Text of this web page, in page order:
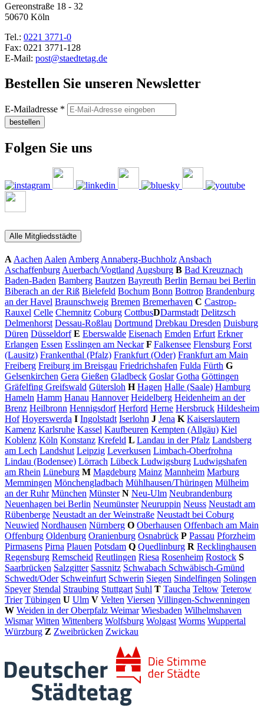
Gereonstraße 18 - 32
50670 Köln
Tel.: 0221 3771-0
Fax: 0221 3771-128
E-Mail: post@staedtetag.de
Bestellen Sie unseren Newsletter
E-Mailadresse *
bestellen
Folgen Sie uns
Alle Mitgliedsstädte
A Aachen Aalen Amberg Annaberg-Buchholz Ansbach
Aschaffenburg Auerbach/Vogtland Augsburg B Bad Kreuznach
Baden-Baden Bamberg Bautzen Bayreuth Berlin Bernau bei Berlin
Biberach an der Riß Bielefeld Bochum Bonn Bottrop Brandenburg
an der Havel Braunschweig Bremen Bremerhaven C Castrop-
Rauxel Celle Chemnitz Coburg CottbusDDarmstadt Delitzsch
Delmenhorst Dessau-Roßlau Dortmund Drebkau Dresden Duisburg
Düren Düsseldorf E Eberswalde Eisenach Emden Erfurt Erkner
Erlangen Essen Esslingen am Neckar F Falkensee Flensburg Forst
(Lausitz) Frankenthal (Pfalz) Frankfurt (Oder) Frankfurt am Main
Freiberg Freiburg im Breisgau Friedrichshafen Fulda Fürth G
Gelsenkirchen Gera Gießen Gladbeck Goslar Gotha Göttingen
Gräfelfing Greifswald Gütersloh H Hagen Halle (Saale) Hamburg
Hameln Hamm Hanau Hannover Heidelberg Heidenheim an der
Brenz Heilbronn Hennigsdorf Herford Herne Hersbruck Hildesheim
Hof Hoyerswerda I Ingolstadt Iserlohn J Jena K Kaiserslautern
Kamenz Karlsruhe Kassel Kaufbeuren Kempten (Allgäu) Kiel
Koblenz Köln Konstanz Krefeld L Landau in der Pfalz Landsberg
am Lech Landshut Leipzig Leverkusen Limbach-Oberfrohna
Lindau (Bodensee) Lörrach Lübeck Ludwigsburg Ludwigshafen
am Rhein Lüneburg M Magdeburg Mainz Mannheim Marburg
Memmingen Mönchengladbach Mühlhausen/Thüringen Mülheim
an der Ruhr München Münster N Neu-Ulm Neubrandenburg
Neuenhagen bei Berlin Neumünster Neuruppin Neuss Neustadt am
Rübenberge Neustadt an der Weinstraße Neustadt bei Coburg
Neuwied Nordhausen Nürnberg O Oberhausen Offenbach am Main
Offenburg Oldenburg Oranienburg Osnabrück P Passau Pforzheim
Pirmasens Pirna Plauen Potsdam Q Quedlinburg R Recklinghausen
Regensburg Remscheid Reutlingen Riesa Rosenheim Rostock S
Saarbrücken Salzgitter Sassnitz Schwabach Schwäbisch-Gmünd
Schwedt/Oder Schweinfurt Schwerin Siegen Sindelfingen Solingen
Speyer Stendal Straubing Stuttgart Suhl T Taucha Teltow Teterow
Trier Tübingen U Ulm V Velten Viersen Villingen-Schwenningen
W Weiden in der Oberpfalz Weimar Wiesbaden Wilhelmshaven
Wismar Witten Wittenberg Wolfsburg Wolgast Worms Wuppertal
Würzburg Z Zweibrücken Zwickau